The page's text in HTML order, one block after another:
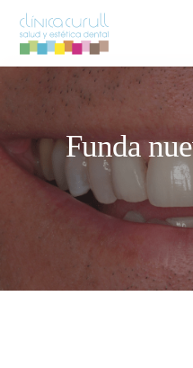
content
Funda